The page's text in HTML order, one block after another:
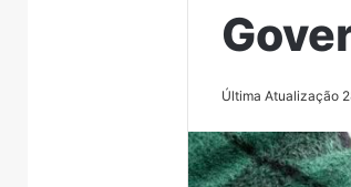
Última Atualização